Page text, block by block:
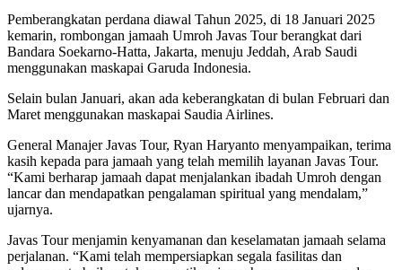
Pemberangkatan perdana diawal Tahun 2025, di 18 Januari 2025
kemarin, rombongan jamaah Umroh Javas Tour berangkat dari
Bandara Soekarno-Hatta, Jakarta, menuju Jeddah, Arab Saudi
menggunakan maskapai Garuda Indonesia.
Selain bulan Januari, akan ada keberangkatan di bulan Februari dan
Maret menggunakan maskapai Saudia Airlines.
General Manajer Javas Tour, Ryan Haryanto menyampaikan, terima
kasih kepada para jamaah yang telah memilih layanan Javas Tour.
“Kami berharap jamaah dapat menjalankan ibadah Umroh dengan
lancar dan mendapatkan pengalaman spiritual yang mendalam,”
ujarnya.
Javas Tour menjamin kenyamanan dan keselamatan jamaah selama
perjalanan. “Kami telah mempersiapkan segala fasilitas dan